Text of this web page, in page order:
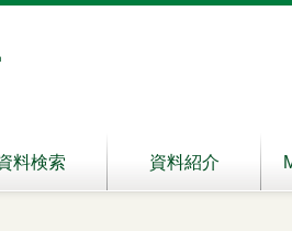
料検索 資料紹介